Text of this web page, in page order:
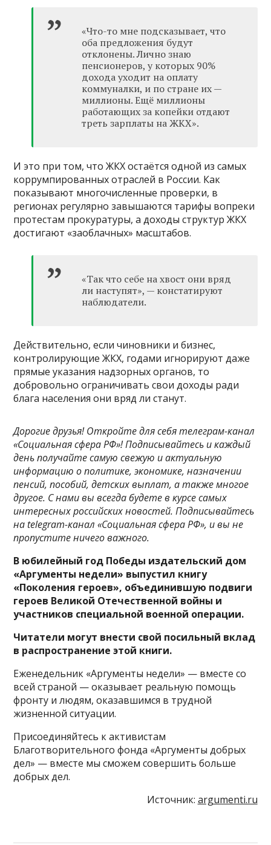
«Что-то мне подсказывает, что
оба предложения будут
отклонены. Лично знаю
пенсионеров, у которых 90%
дохода уходит на оплату
коммуналки, и по стране их —
миллионы. Ещё миллионы
работающих за копейки отдают
треть зарплаты на ЖКХ».
И это при том, что ЖКХ остаётся одной из самых
коррумпированных отраслей в России. Как
показывают многочисленные проверки, в
регионах регулярно завышаются тарифы вопреки
протестам прокуратуры, а доходы структур ЖКХ
достигают «заоблачных» масштабов.
«Так что себе на хвост они вряд
ли наступят», — констатируют
наблюдатели.
Действительно, если чиновники и бизнес,
контролирующие ЖКХ, годами игнорируют даже
прямые указания надзорных органов, то
добровольно ограничивать свои доходы ради
блага населения они вряд ли станут.
Дорогие друзья! Откройте для себя телеграм-канал
«Социальная сфера РФ»! Подписывайтесь и каждый
день получайте самую свежую и актуальную
информацию о политике, экономике, назначении
пенсий, пособий, детских выплат, а также многое
другое. С нами вы всегда будете в курсе самых
интересных российских новостей. Подписывайтесь
на telegram-канал «Социальная сфера РФ», и вы не
пропустите ничего важного.
В юбилейный год Победы издательский дом
«Аргументы недели» выпустил книгу
«Поколения героев», объединившую подвиги
героев Великой Отечественной войны и
участников специальной военной операции.
Читатели могут внести свой посильный вклад
в распространение этой книги.
Еженедельник «Аргументы недели» — вместе со
всей страной — оказывает реальную помощь
фронту и людям, оказавшимся в трудной
жизненной ситуации.
Присоединяйтесь к активистам
Благотворительного фонда «Аргументы добрых
дел» — вместе мы сможем совершить больше
добрых дел.
Источник: argumenti.ru